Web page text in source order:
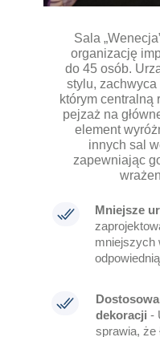
Sala
organizację
do 45 osób.
stylu,
którym centralną
pejzaż na
element
innych sal
zapewniając
Mniejsze
mniejszych
dekoracji -
sprawia, że